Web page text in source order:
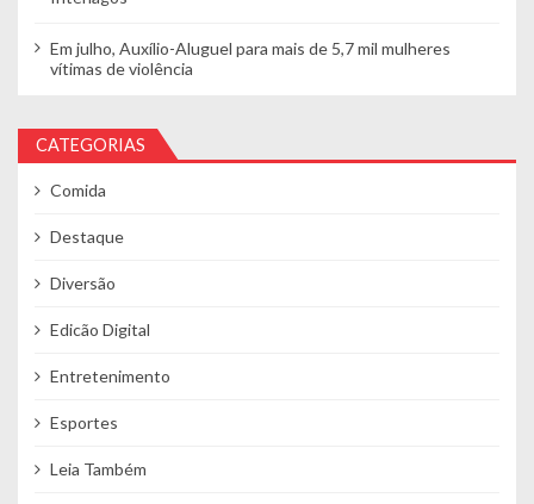
Em julho, Auxílio-Aluguel para mais de 5,7 mil mulheres
vítimas de violência
CATEGORIAS
Comida
Destaque
Diversão
Edicão Digital
Entretenimento
Esportes
Leia Também